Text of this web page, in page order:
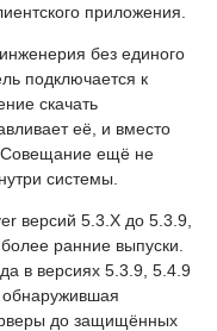
приложения.
без единого
подключается к
скачать
её, и вместо
Совещание ещё не
системы.
версий 5.3.X до 5.3.9,
ранние выпуски.
в версиях 5.3.9, 5.4.9
до защищённых